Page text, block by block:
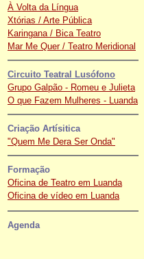
À Volta da Língua
Xtórias / Arte Pública
Karingana / Bica Teatro
Mar Me Quer / Teatro Meridional
Circuito Teatral Lusófono
Grupo Galpão - Romeu e Julieta
O que Fazem Mulheres - Luanda
Criação Artísitica
"Quem Me Dera Ser Onda"
Formação
Oficina de Teatro em Luanda
Oficina de vídeo em Luanda
Agenda